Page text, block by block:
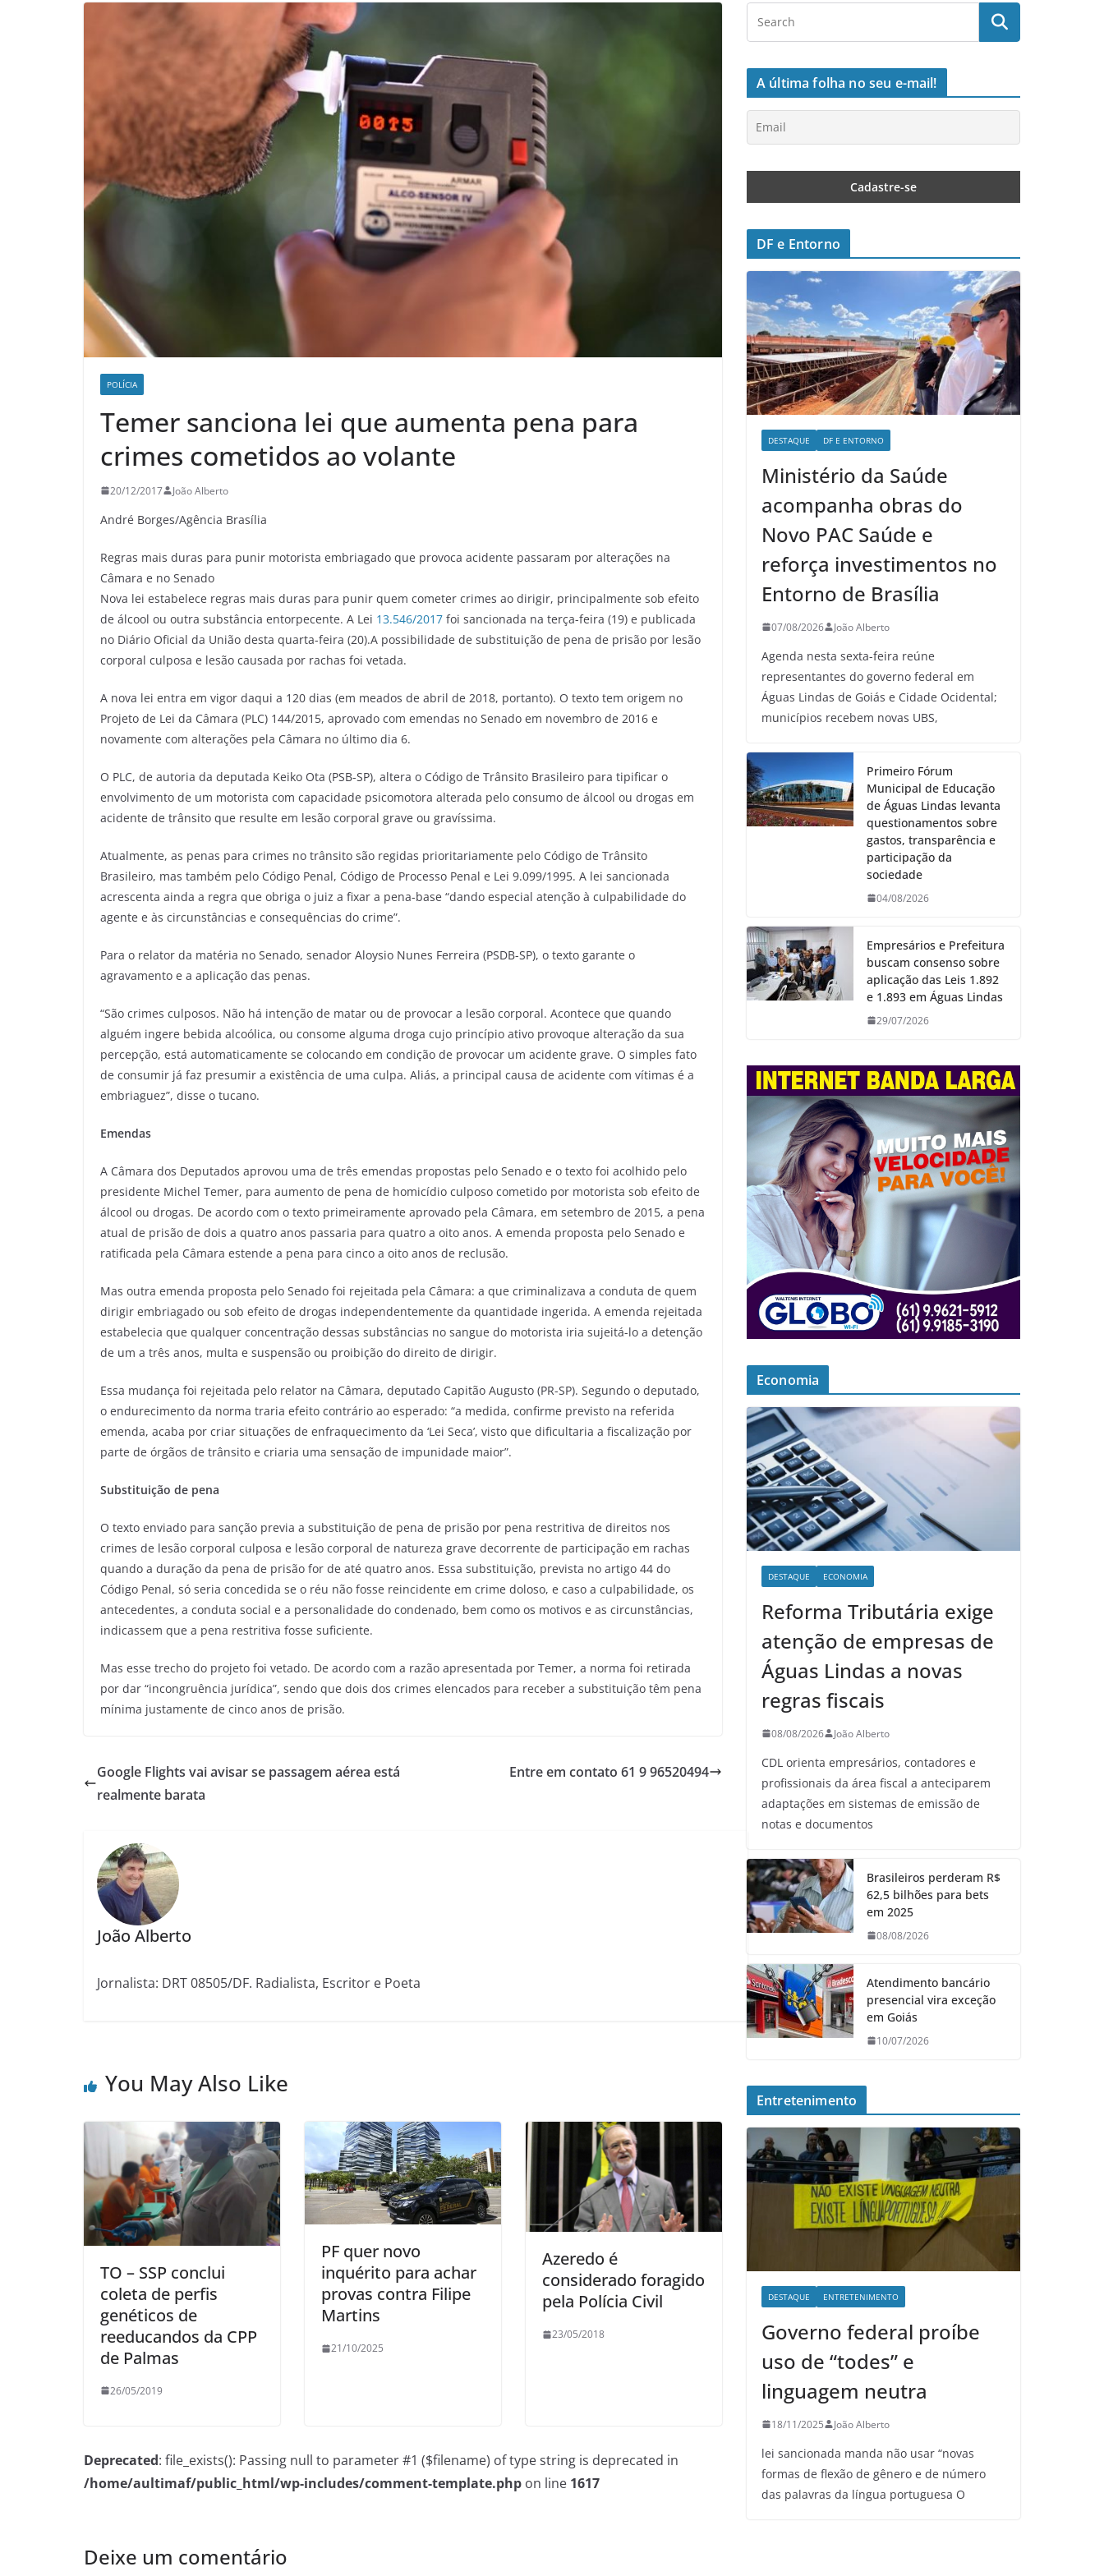
POLÍCIA
Temer sanciona lei que aumenta pena para
crimes cometidos ao volante
20/12/2017 João Alberto
André Borges/Agência Brasília
Regras mais duras para punir motorista embriagado que provoca acidente passaram por alterações na
Câmara e no Senado
Nova lei estabelece regras mais duras para punir quem cometer crimes ao dirigir, principalmente sob efeito
de álcool ou outra substância entorpecente. A Lei 13.546/2017 foi sancionada na terça-feira (19) e publicada
no Diário Oficial da União desta quarta-feira (20).A possibilidade de substituição de pena de prisão por lesão
corporal culposa e lesão causada por rachas foi vetada.
A nova lei entra em vigor daqui a 120 dias (em meados de abril de 2018, portanto). O texto tem origem no
Projeto de Lei da Câmara (PLC) 144/2015, aprovado com emendas no Senado em novembro de 2016 e
novamente com alterações pela Câmara no último dia 6.
O PLC, de autoria da deputada Keiko Ota (PSB-SP), altera o Código de Trânsito Brasileiro para tipificar o
envolvimento de um motorista com capacidade psicomotora alterada pelo consumo de álcool ou drogas em
acidente de trânsito que resulte em lesão corporal grave ou gravíssima.
Atualmente, as penas para crimes no trânsito são regidas prioritariamente pelo Código de Trânsito
Brasileiro, mas também pelo Código Penal, Código de Processo Penal e Lei 9.099/1995. A lei sancionada
acrescenta ainda a regra que obriga o juiz a fixar a pena-base “dando especial atenção à culpabilidade do
agente e às circunstâncias e consequências do crime”.
Para o relator da matéria no Senado, senador Aloysio Nunes Ferreira (PSDB-SP), o texto garante o
agravamento e a aplicação das penas.
“São crimes culposos. Não há intenção de matar ou de provocar a lesão corporal. Acontece que quando
alguém ingere bebida alcoólica, ou consome alguma droga cujo princípio ativo provoque alteração da sua
percepção, está automaticamente se colocando em condição de provocar um acidente grave. O simples fato
de consumir já faz presumir a existência de uma culpa. Aliás, a principal causa de acidente com vítimas é a
embriaguez”, disse o tucano.
Emendas
A Câmara dos Deputados aprovou uma de três emendas propostas pelo Senado e o texto foi acolhido pelo
presidente Michel Temer, para aumento de pena de homicídio culposo cometido por motorista sob efeito de
álcool ou drogas. De acordo com o texto primeiramente aprovado pela Câmara, em setembro de 2015, a pena
atual de prisão de dois a quatro anos passaria para quatro a oito anos. A emenda proposta pelo Senado e
ratificada pela Câmara estende a pena para cinco a oito anos de reclusão.
Mas outra emenda proposta pelo Senado foi rejeitada pela Câmara: a que criminalizava a conduta de quem
dirigir embriagado ou sob efeito de drogas independentemente da quantidade ingerida. A emenda rejeitada
estabelecia que qualquer concentração dessas substâncias no sangue do motorista iria sujeitá-lo a detenção
de um a três anos, multa e suspensão ou proibição do direito de dirigir.
Essa mudança foi rejeitada pelo relator na Câmara, deputado Capitão Augusto (PR-SP). Segundo o deputado,
o endurecimento da norma traria efeito contrário ao esperado: “a medida, confirme previsto na referida
emenda, acaba por criar situações de enfraquecimento da ‘Lei Seca’, visto que dificultaria a fiscalização por
parte de órgãos de trânsito e criaria uma sensação de impunidade maior”.
Substituição de pena
O texto enviado para sanção previa a substituição de pena de prisão por pena restritiva de direitos nos
crimes de lesão corporal culposa e lesão corporal de natureza grave decorrente de participação em rachas
quando a duração da pena de prisão for de até quatro anos. Essa substituição, prevista no artigo 44 do
Código Penal, só seria concedida se o réu não fosse reincidente em crime doloso, e caso a culpabilidade, os
antecedentes, a conduta social e a personalidade do condenado, bem como os motivos e as circunstâncias,
indicassem que a pena restritiva fosse suficiente.
Mas esse trecho do projeto foi vetado. De acordo com a razão apresentada por Temer, a norma foi retirada
por dar “incongruência jurídica”, sendo que dois dos crimes elencados para receber a substituição têm pena
mínima justamente de cinco anos de prisão.
Google Flights vai avisar se passagem aérea está
realmente barata
Entre em contato 61 9 96520494
João Alberto
Jornalista: DRT 08505/DF. Radialista, Escritor e Poeta
You May Also Like
TO – SSP conclui
coleta de perfis
genéticos de
reeducandos da CPP
de Palmas
26/05/2019
PF quer novo
inquérito para achar
provas contra Filipe
Martins
21/10/2025
Azeredo é
considerado foragido
pela Polícia Civil
23/05/2018
Deprecated: file_exists(): Passing null to parameter #1 ($filename) of type string is deprecated in
/home/aultimaf/public_html/wp-includes/comment-template.php on line 1617
Deixe um comentário
A última folha no seu e-mail!
DF e Entorno
DESTAQUE DF E ENTORNO
Ministério da Saúde
acompanha obras do
Novo PAC Saúde e
reforça investimentos no
Entorno de Brasília
07/08/2026 João Alberto
Agenda nesta sexta-feira reúne
representantes do governo federal em
Águas Lindas de Goiás e Cidade Ocidental;
municípios recebem novas UBS,
Primeiro Fórum
Municipal de Educação
de Águas Lindas levanta
questionamentos sobre
gastos, transparência e
participação da
sociedade
04/08/2026
Empresários e Prefeitura
buscam consenso sobre
aplicação das Leis 1.892
e 1.893 em Águas Lindas
29/07/2026
Economia
DESTAQUE ECONOMIA
Reforma Tributária exige
atenção de empresas de
Águas Lindas a novas
regras fiscais
08/08/2026 João Alberto
CDL orienta empresários, contadores e
profissionais da área fiscal a anteciparem
adaptações em sistemas de emissão de
notas e documentos
Brasileiros perderam R$
62,5 bilhões para bets
em 2025
08/08/2026
Atendimento bancário
presencial vira exceção
em Goiás
10/07/2026
Entretenimento
DESTAQUE ENTRETENIMENTO
Governo federal proíbe
uso de “todes” e
linguagem neutra
18/11/2025 João Alberto
lei sancionada manda não usar “novas
formas de flexão de gênero e de número
das palavras da língua portuguesa O